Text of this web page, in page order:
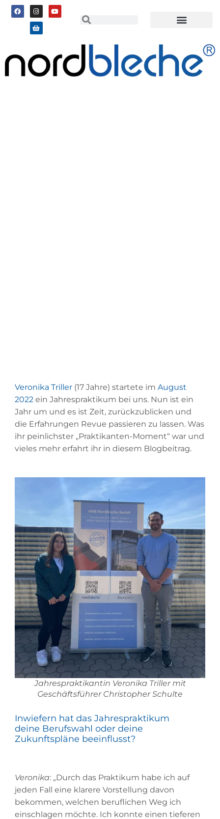
Veronika Triller (17 Jahre) startete im August
2022 ein Jahrespraktikum bei uns. Nun ist ein
Jahr um und es ist Zeit, zurückzublicken und
die Erfahrungen Revue passieren zu lassen. Was
ihr peinlichster „Praktikanten-Moment“ war und
vieles mehr erfahrt ihr in diesem Blogbeitrag.
Jahrespraktikantin Veronika Triller mit
Geschäftsführer Christopher Schulte
Inwiefern hat das Jahrespraktikum
deine Berufswahl oder deine
Zukunftspläne beeinflusst?
Veronika: „Durch das Praktikum habe ich auf
jeden Fall eine klarere Vorstellung davon
bekommen, welchen beruflichen Weg ich
einschlagen möchte. Ich konnte einen tieferen